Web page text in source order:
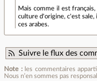
Mais comme il est
culture d'origine, c'est sale,
ces arabes.
Suivre le flux des
Note :les commentaires
Nous n’en sommes pas